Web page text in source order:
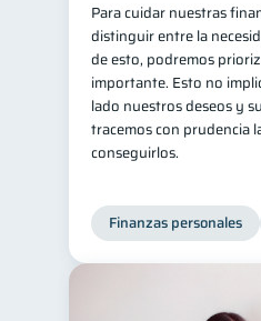
Para cuidar nuestras
distinguir entre la
de esto, podremos
importante. Esto no
lado nuestros deseos y
tracemos con prudencia
conseguirlos.
Finanzas personales